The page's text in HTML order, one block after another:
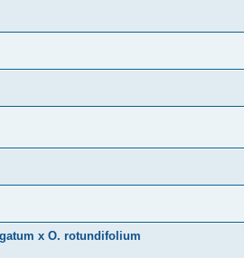
x O. rotundifolium